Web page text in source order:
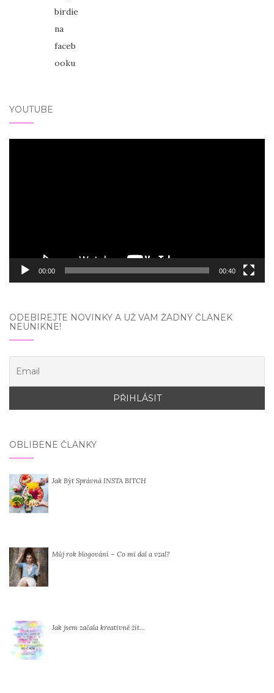
YOUTUBE
00:00 00:40
ODEBÍREJTE NOVINKY A UŽ VÁM ŽÁDNÝ ČLÁNEK
NEUNIKNE!
OBLÍBENÉ ČLÁNKY
Jak Být Správná INSTA BITCH
Můj rok blogování – Co mi dal a vzal?
Jak jsem začala kreativně žít…